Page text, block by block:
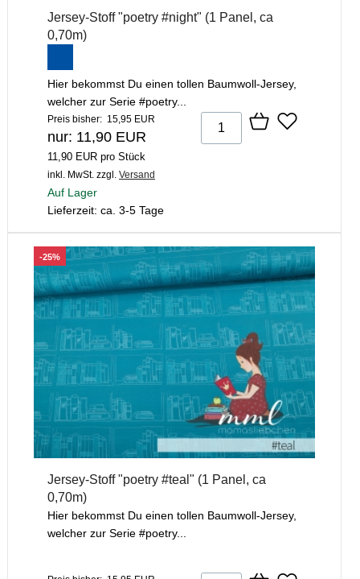
Jersey-Stoff "poetry #night" (1 Panel, ca
0,70m)
Hier bekommst Du einen tollen Baumwoll-Jersey,
welcher zur Serie #poetry...
Preis bisher: 15,95 EUR
nur: 11,90 EUR
11,90 EUR pro Stück
inkl. MwSt. zzgl. Versand
Auf Lager
Lieferzeit: ca. 3-5 Tage
-25%
Jersey-Stoff "poetry #teal" (1 Panel, ca
0,70m)
Hier bekommst Du einen tollen Baumwoll-Jersey,
welcher zur Serie #poetry...